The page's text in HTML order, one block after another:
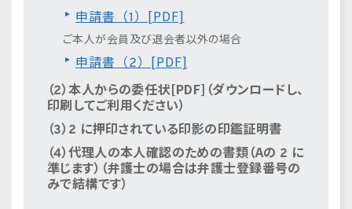
申請書（1）[PDF]
ご本人が会員及び退会者以外の場合
申請書（2）[PDF]
（2）本人からの委任状[PDF] （ダウンロードし、
印刷してご利用ください）
（3）2 に押印されている印影の印鑑証明書
（4）代理人の本人確認のための書類（Aの 2 に
準じます）（弁護士の場合は弁護士登録番号の
みで結構です）